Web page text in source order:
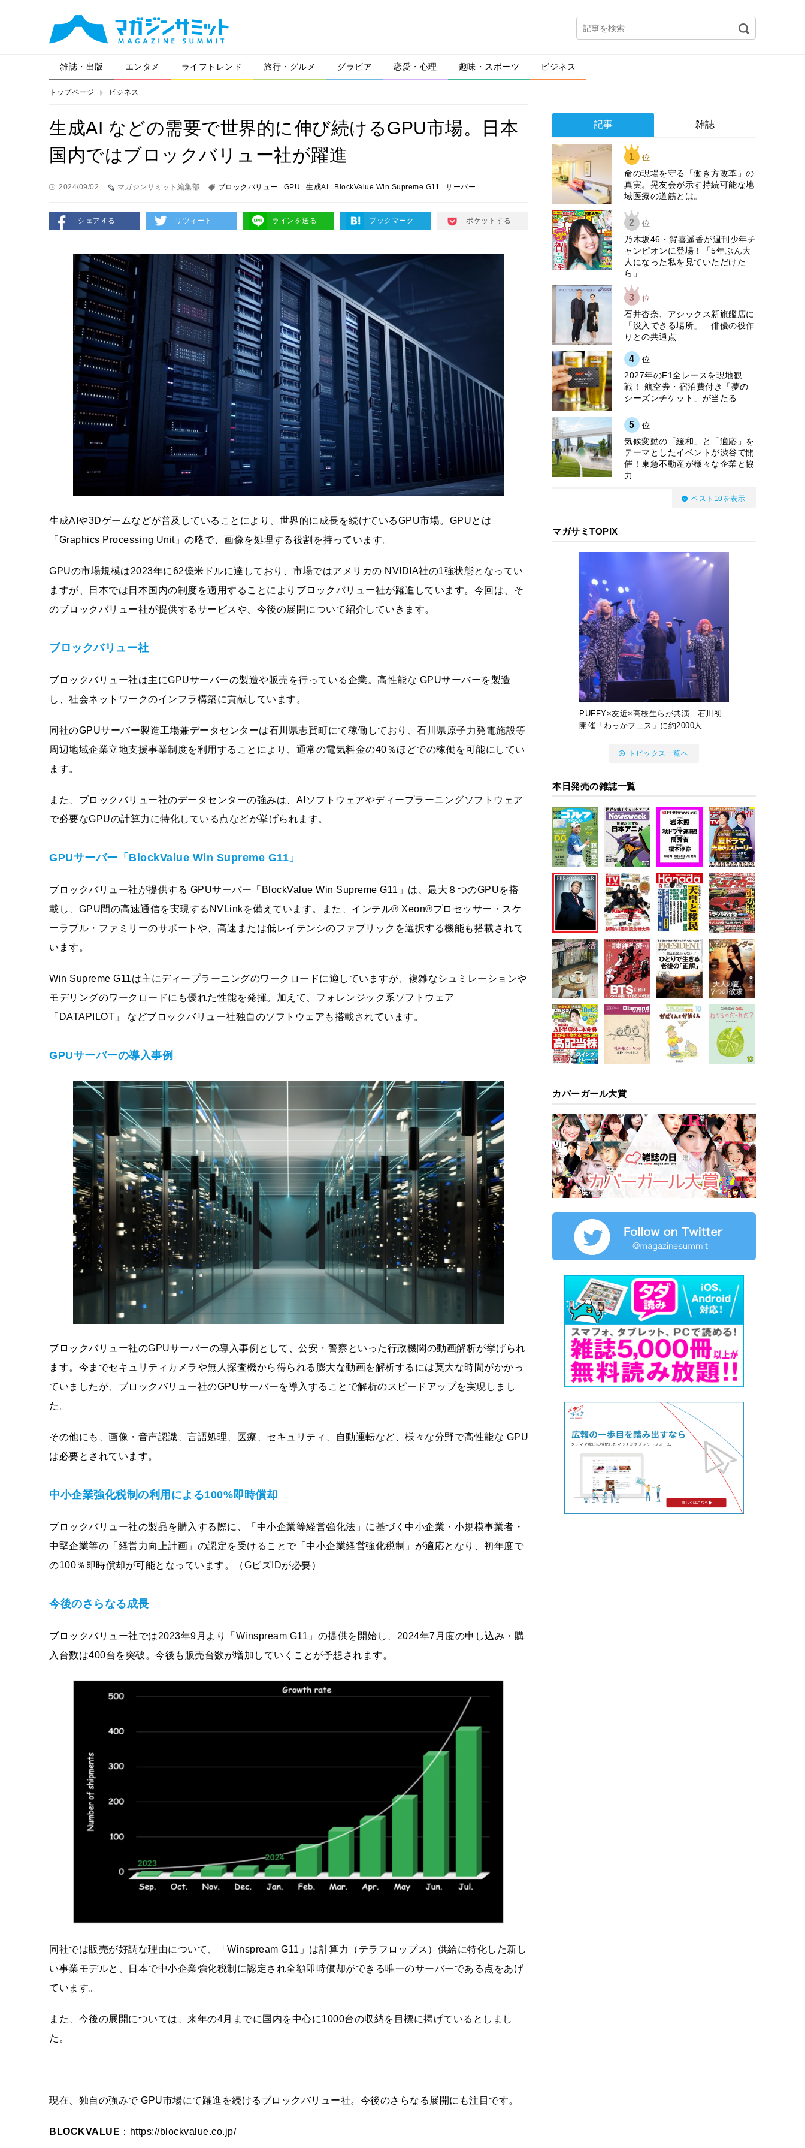
雑誌・出版 エンタメ ライフトレンド 旅行・グルメ グラビア 恋愛・心理 趣味・スポーツ ビジネス
トップページ ビジネス
生成AI などの需要で世界的に伸び続けるGPU市場。日本
国内ではブロックバリュー社が躍進
2024/09/02 マガジンサミット編集部 ブロックバリュー GPU 生成AI BlockValue Win Supreme G11 サーバー
シェアする リツィート ラインを送る ブックマーク ポケットする
生成AIや3Dゲームなどが普及していることにより、世界的に成長を続けているGPU市場。GPUとは
「Graphics Processing Unit」の略で、画像を処理する役割を持っています。
GPUの市場規模は2023年に62億米ドルに達しており、市場ではアメリカの NVIDIA社の1強状態となってい
ますが、日本では日本国内の制度を適用することによりブロックバリュー社が躍進しています。今回は、そ
のブロックバリュー社が提供するサービスや、今後の展開について紹介していきます。
ブロックバリュー社
ブロックバリュー社は主にGPUサーバーの製造や販売を行っている企業。高性能な GPUサーバーを製造
し、社会ネットワークのインフラ構築に貢献しています。
同社のGPUサーバー製造工場兼データセンターは石川県志賀町にて稼働しており、石川県原子力発電施設等
周辺地域企業立地支援事業制度を利用することにより、通常の電気料金の40％ほどでの稼働を可能にしてい
ます。
また、ブロックバリュー社のデータセンターの強みは、AIソフトウェアやディープラーニングソフトウェア
で必要なGPUの計算力に特化している点などが挙げられます。
GPUサーバー「BlockValue Win Supreme G11」
ブロックバリュー社が提供する GPUサーバー「BlockValue Win Supreme G11」は、最大８つのGPUを搭
載し、GPU間の高速通信を実現するNVLinkを備えています。また、インテル® Xeon®プロセッサー・スケ
ーラブル・ファミリーのサポートや、高速または低レイテンシのファブリックを選択する機能も搭載されて
います。
Win Supreme G11は主にディープラーニングのワークロードに適していますが、複雑なシュミレーションや
モデリングのワークロードにも優れた性能を発揮。加えて、フォレンジック系ソフトウェア
「DATAPILOT」 などブロックバリュー社独自のソフトウェアも搭載されています。
GPUサーバーの導入事例
ブロックバリュー社のGPUサーバーの導入事例として、公安・警察といった行政機関の動画解析が挙げられ
ます。今までセキュリティカメラや無人探査機から得られる膨大な動画を解析するには莫大な時間がかかっ
ていましたが、ブロックバリュー社のGPUサーバーを導入することで解析のスピードアップを実現しまし
た。
その他にも、画像・音声認識、言語処理、医療、セキュリティ、自動運転など、様々な分野で高性能な GPU
は必要とされています。
中小企業強化税制の利用による100%即時償却
ブロックバリュー社の製品を購入する際に、「中小企業等経営強化法」に基づく中小企業・小規模事業者・
中堅企業等の「経営力向上計画」の認定を受けることで「中小企業経営強化税制」が適応となり、初年度で
の100％即時償却が可能となっています。（GビズIDが必要）
今後のさらなる成長
ブロックバリュー社では2023年9月より「Winspream G11」の提供を開始し、2024年7月度の申し込み・購
入台数は400台を突破。今後も販売台数が増加していくことが予想されます。
同社では販売が好調な理由について、「Winspream G11」は計算力（テラフロップス）供給に特化した新し
い事業モデルと、日本で中小企業強化税制に認定され全額即時償却ができる唯一のサーバーである点をあげ
ています。
また、今後の展開については、来年の4月までに国内を中心に1000台の収納を目標に掲げているとしまし
た。
現在、独自の強みで GPU市場にて躍進を続けるブロックバリュー社。今後のさらなる展開にも注目です。
BLOCKVALUE ： https://blockvalue.co.jp/
記事 雑誌
1 位
​命の現場を守る「働き方改革」の
真実。晃友会が示す持続可能な地
域医療の道筋とは。
2 位
乃木坂46・賀喜遥香が週刊少年チ
ャンピオンに登場！「5年ぶん大
人になった私を見ていただけた
ら」
3 位
石井杏奈、アシックス新旗艦店に
「没入できる場所」 俳優の役作
りとの共通点
4 位
2027年のF1全レースを現地観
戦！ 航空券・宿泊費付き「夢の
シーズンチケット」が当たる
5 位
気候変動の「緩和」と「適応」を
テーマとしたイベントが渋谷で開
催！東急不動産が様々な企業と協
力
ベスト10を表示
マガサミTOPIX
PUFFY×友近×高校生らが共演 石川初
開催「わっかフェス」に約2000人
トピックス一覧へ
本日発売の雑誌一覧
カバーガール大賞